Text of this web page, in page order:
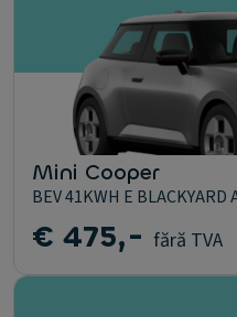
Mini Cooper
BEV 41KWH E BLACKYARD
€ 475,- fără TVA